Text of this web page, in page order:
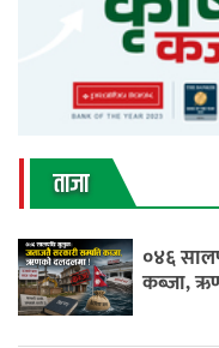
ताजा
०४६
कब्जा,